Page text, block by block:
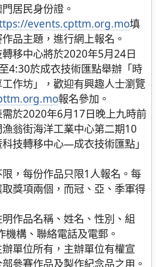
居民身份證。
tps://events.cpttm.org.mo填
品主題，進行網上報名。
移中心將於2020年5月24日
4:30於成衣技術匯點舉辦「時
作坊」，歡迎有興趣人士瀏覽
報名參加。
於2020年6月17日晚上九時前
翁街海洋工業中心第二期10
技轉移中心—成衣技術匯點」
，每份作品只限1人報名。每
獎項兩個，而冠、亞、季軍得
作品名稱、姓名、性別、組
機構、聯絡電話及電郵。
單位所有，主辦單位有權宣
參賽作品及製作紀念品之用。